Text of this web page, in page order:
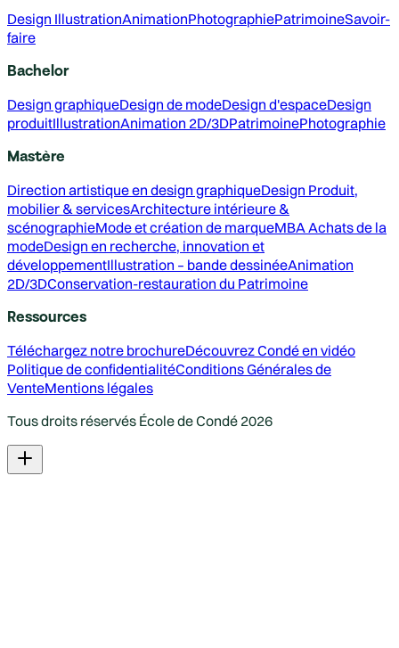
Design IllustrationAnimationPhotographiePatrimoineSavoir-
faire
Bachelor
Design graphiqueDesign de modeDesign d'espaceDesign
produitIllustrationAnimation 2D/3DPatrimoinePhotographie
Mastère
Direction artistique en design graphiqueDesign Produit,
mobilier & servicesArchitecture intérieure &
scénographieMode et création de marqueMBA Achats de la
modeDesign en recherche, innovation et
développementIllustration – bande dessinéeAnimation
2D/3DConservation-restauration du Patrimoine
Ressources
Téléchargez notre brochureDécouvrez Condé en vidéo
Politique de confidentialitéConditions Générales de
VenteMentions légales
Tous droits réservés École de Condé 2026